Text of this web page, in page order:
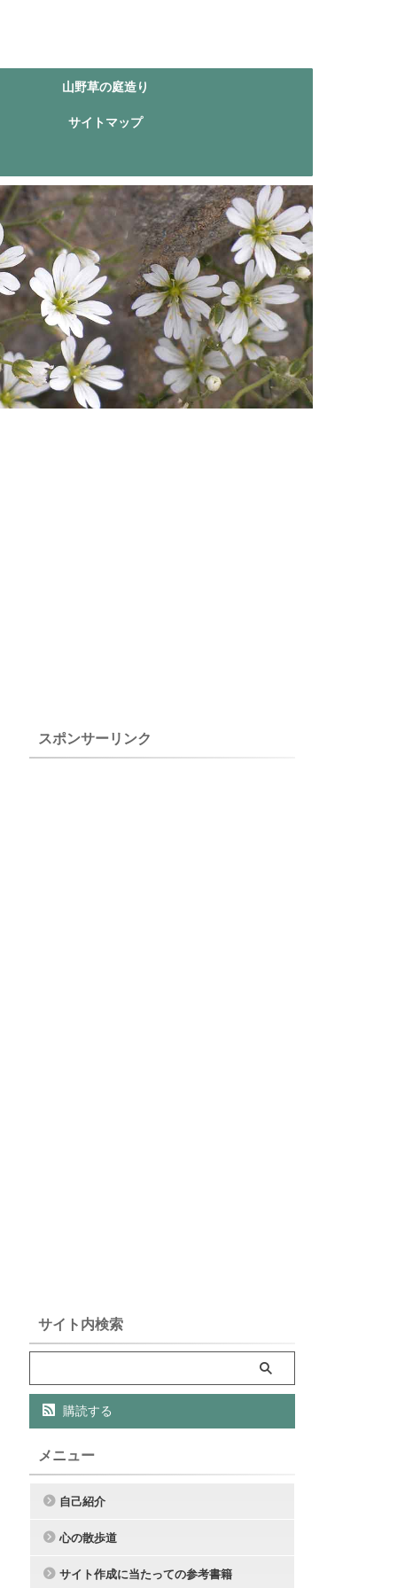
山野草の庭造り
サイトマップ
スポンサーリンク
サイト内検索
購読する
メニュー
自己紹介
心の散歩道
サイト作成に当たっての参考書籍